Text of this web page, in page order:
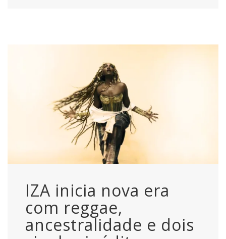
IZA inicia nova era
com reggae,
ancestralidade e dois